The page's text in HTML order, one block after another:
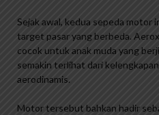
Sejak awal, kedua sepeda motor
target pasar yang berbeda.
cocok untuk anak muda yang
semakin terlihat dari
aerodinamis.
Motor tersebut bahkan hadir